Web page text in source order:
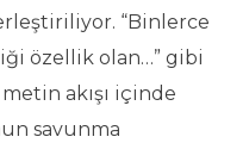
“Binlerce
özellik olan…” gibi
akışı içinde
savunma